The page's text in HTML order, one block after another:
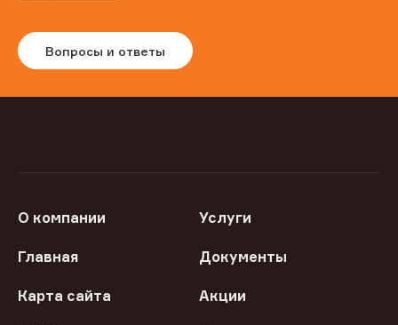
Вопросы и ответы
О компании Услуги
Главная Документы
Карта сайта Акции